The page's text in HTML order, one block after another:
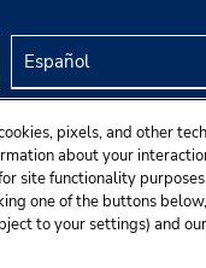
pixels, and other
about your
site functionality
one of the buttons
to your settings) and our